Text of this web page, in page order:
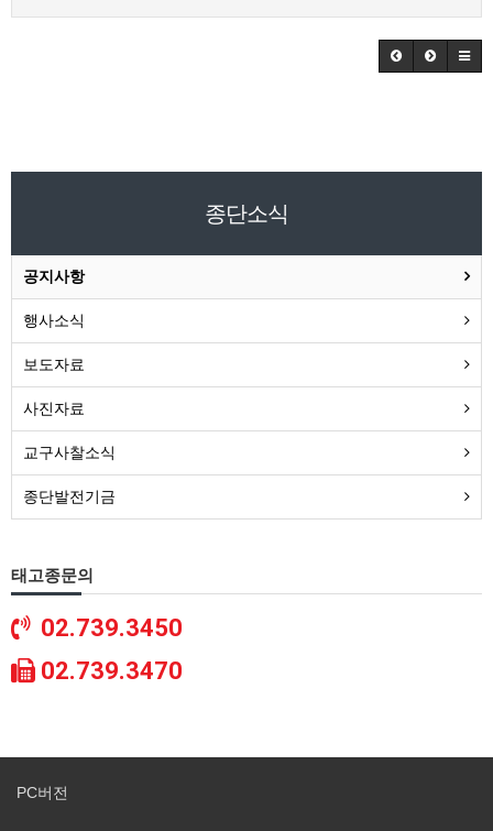
종단소식
공지사항
행사소식
보도자료
사진자료
교구사찰소식
종단발전기금
태고종문의
02.739.3450
02.739.3470
PC버전